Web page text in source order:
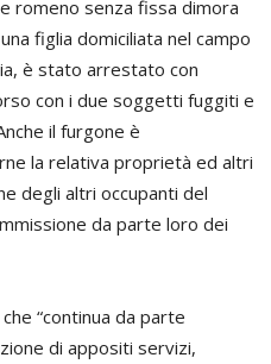
romeno senza fissa dimora
figlia domiciliata nel campo
è stato arrestato con
con i due soggetti fuggiti e
il furgone è
la relativa proprietà ed altri
degli altri occupanti del
da parte loro dei
“continua da parte
di appositi servizi,